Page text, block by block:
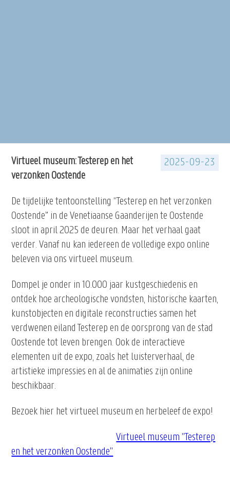
2025-09-23
Virtueel museum: Testerep en het
verzonken Oostende
De tijdelijke tentoonstelling “Testerep en het verzonken
Oostende” in de Venetiaanse Gaanderijen te Oostende
sloot in april 2025 de deuren. Maar het verhaal gaat
verder. Vanaf nu kan iedereen de volledige expo online
beleven via ons virtueel museum.
Dompel je onder in 10.000 jaar kustgeschiedenis en
ontdek hoe archeologische vondsten, historische kaarten,
kunstobjecten en digitale reconstructies samen het
verdwenen eiland Testerep en de oorsprong van de stad
Oostende tot leven brengen. Ook de interactieve
elementen uit de expo, zoals het luisterverhaal, de
artistieke impressies en al de animaties zijn online
beschikbaar.
Bezoek hier het virtueel museum en herbeleef de expo!
Virtueel museum "Testerep
en het verzonken Oostende"